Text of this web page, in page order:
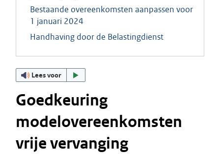
Bestaande overeenkomsten aanpassen voor
1 januari 2024
Handhaving door de Belastingdienst
Lees voor
Goedkeuring
modelovereenkomsten
vrije vervanging